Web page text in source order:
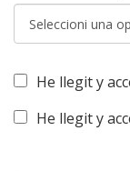
He llegit y
He llegit y